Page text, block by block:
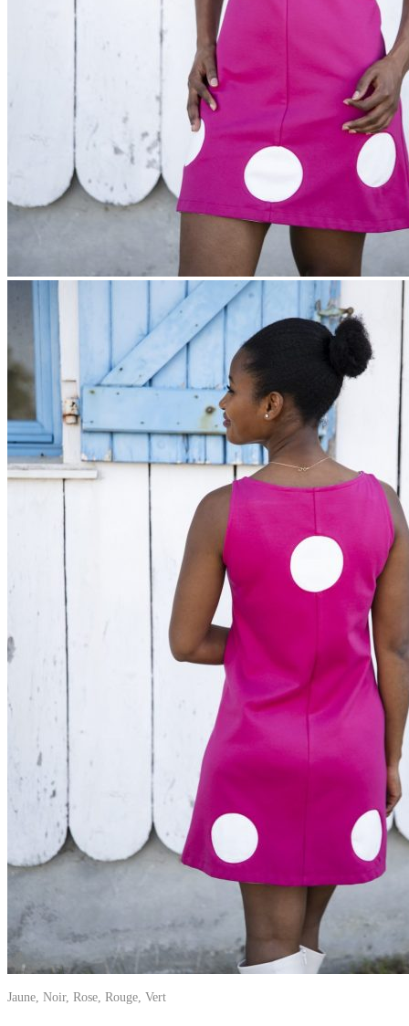
Jaune, Noir, Rose, Rouge, Vert